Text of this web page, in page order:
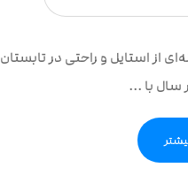
از استایل و راحتی در تابستان